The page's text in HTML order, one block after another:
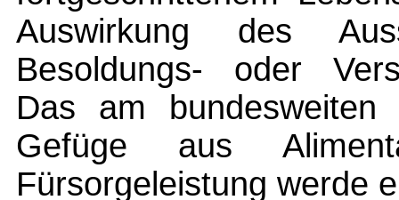
Auswirkung des
Besoldungs- oder
Das am bundesweiten
Gefüge aus
Fürsorgeleistung werde